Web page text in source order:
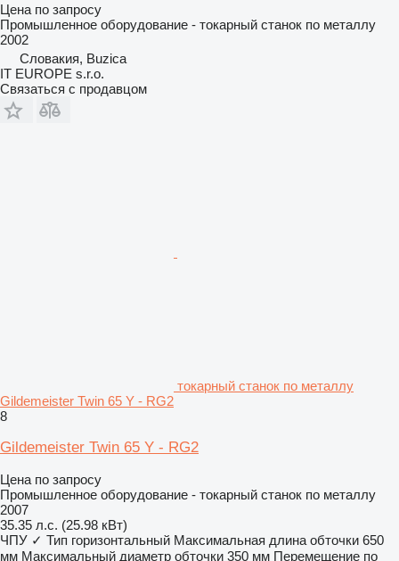
Цена по запросу
Промышленное оборудование - токарный станок по металлу
2002
Словакия, Buzica
IT EUROPE s.r.o.
Связаться с продавцом
токарный станок по металлу
Gildemeister Twin 65 Y - RG2
8
Gildemeister Twin 65 Y - RG2
Цена по запросу
Промышленное оборудование - токарный станок по металлу
2007
35.35 л.с. (25.98 кВт)
ЧПУ ✓ Тип горизонтальный Максимальная длина обточки 650
мм Максимальный диаметр обточки 350 мм Перемещение по